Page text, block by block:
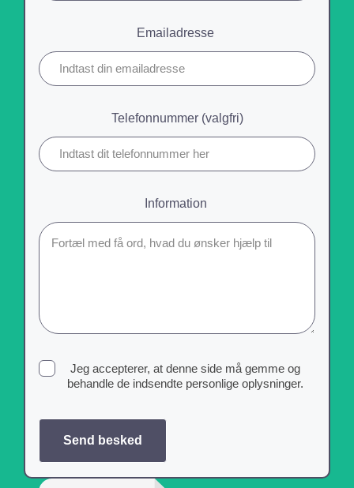
Emailadresse
Telefonnummer (valgfri)
Information
Jeg accepterer, at denne side må gemme og
behandle de indsendte personlige oplysninger.
Send besked